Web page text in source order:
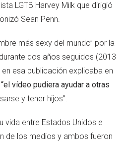
LGTB Harvey Milk que dirigió
Sean Penn.
más sexy del mundo” por la
dos años seguidos (2013
esa publicación explicaba en
vídeo pudiera ayudar a otras
y tener hijos”.
vida entre Estados Unidos e
de los medios y ambos fueron